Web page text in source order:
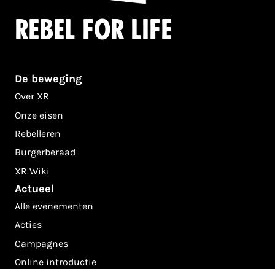
Rebel for life
De beweging
Over XR
Onze eisen
Rebelleren
Burgerberaad
XR Wiki
Actueel
Alle evenementen
Acties
Campagnes
Online introductie